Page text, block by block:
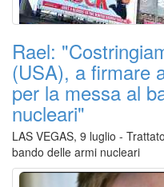
Rael:
(USA), a firmare
per la messa al
nucleari"
LAS VEGAS, 9 luglio -
bando delle armi nucleari